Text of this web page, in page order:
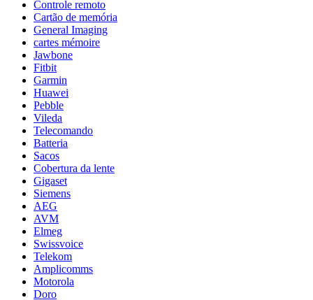
Controle remoto
Cartão de memória
General Imaging
cartes mémoire
Jawbone
Fitbit
Garmin
Huawei
Pebble
Vileda
Telecomando
Batteria
Sacos
Cobertura da lente
Gigaset
Siemens
AEG
AVM
Elmeg
Swissvoice
Telekom
Amplicomms
Motorola
Doro